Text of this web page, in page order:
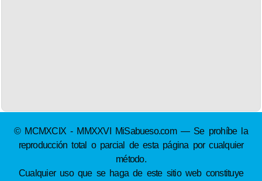
© MCMXCIX - MMXXVI MiSabueso.com — Se prohíbe la
reproducción total o parcial de esta página por cualquier
método.
Cualquier uso que se haga de este sitio web constituye